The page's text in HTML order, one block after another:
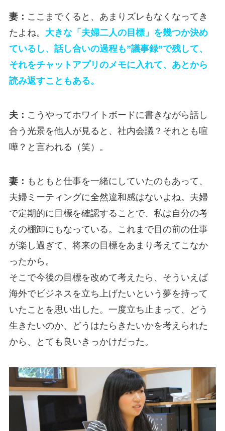
妻： ここまでくると、あまりズレもなくなってき
たよね。 大きな「夫婦二人の目標」を幾つか決め
ているし、話し合いの過程も”議事録”で残して、
それをチャットアプリのメモに入れて、あとから
読み返すこともある。
夫： こうやってホワイトボードに書きながら話し
合う光景を他人が見ると、社内会議？それとも喧
嘩？と言われる（笑）。
妻： もともと仕事を一緒にしていたのもあって、
夫婦ミーティングに全然違和感はないよね。夫婦
で定期的に目標を確認することで、私は自分の考
えの棚卸にもなっている。これまで目の前の仕事
が楽し過ぎて、将来の目標をあまり考えてこなか
ったから。
そこで今後の目標を改めて考えたら、そういえば
海外でビジネスを立ち上げたいという夢を持って
いたことを思い出した。一度立ち止まって、どう
生きたいのか、どうはたらきたいかを考えられた
から、とても良いきっかけだった。